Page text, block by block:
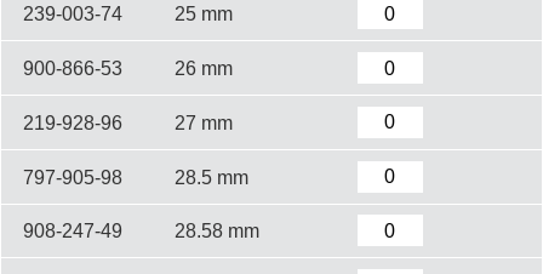
239-003-74 25 mm
900-866-53 26 mm
219-928-96 27 mm
797-905-98 28.5 mm
908-247-49 28.58 mm